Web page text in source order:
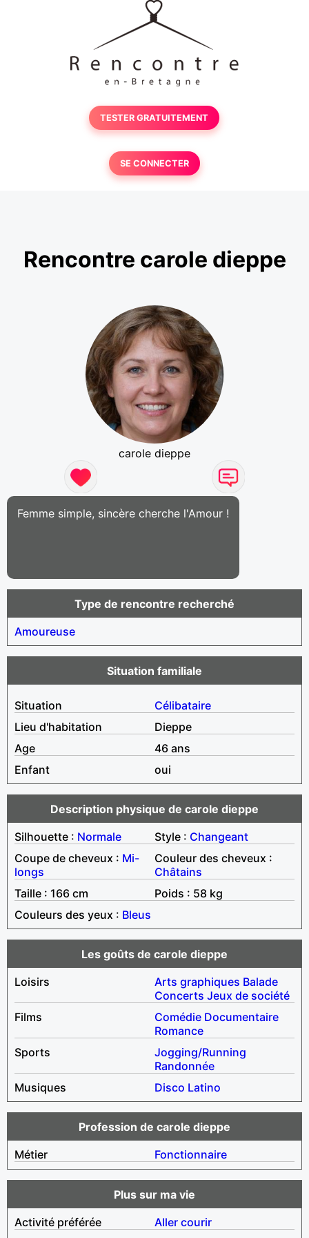
TESTER GRATUITEMENT
SE CONNECTER
Rencontre carole dieppe
carole dieppe
Femme simple, sincère cherche l'Amour !
Type de rencontre recherché
Amoureuse
Situation familiale
Situation
Célibataire
Lieu d'habitation
Dieppe
Age
46 ans
Enfant
oui
Description physique de carole dieppe
Silhouette : Normale Style : Changeant
Coupe de cheveux : Mi-
longs
Couleur des cheveux :
Châtains
Taille : 166 cm
Poids : 58 kg
Couleurs des yeux : Bleus
Les goûts de carole dieppe
Loisirs
Arts graphiques Balade
Concerts Jeux de société
Films
Comédie Documentaire
Romance
Sports
Jogging/Running
Randonnée
Musiques
Disco Latino
Profession de carole dieppe
Métier
Fonctionnaire
Plus sur ma vie
Activité préférée
Aller courir